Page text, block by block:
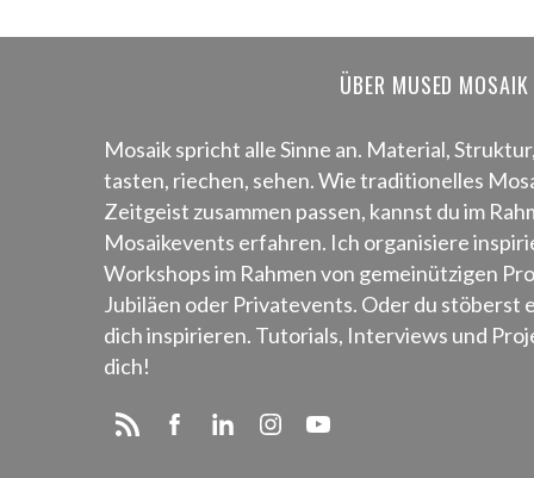
ÜBER MUSED MOSAIK
Mosaik spricht alle Sinne an. Material,
tasten, riechen, sehen. Wie traditionelles
Zeitgeist zusammen passen, kannst du im
Mosaikevents erfahren. Ich organisiere
Workshops im Rahmen von gemeinützigen
Jubiläen oder Privatevents. Oder du stöberst
dich inspirieren. Tutorials, Interviews und
dich!